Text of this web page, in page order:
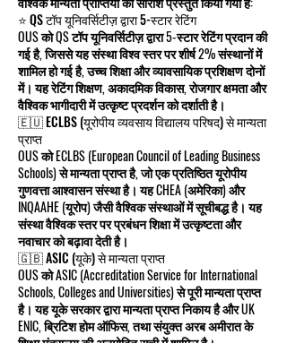
⭐ QS टॉप यूनिवर्सिटीज़ द्वारा 5-स्टार रेटिंग
OUS को QS टॉप यूनिवर्सिटीज़ द्वारा 5-स्टार रेटिंग प्रदान की
गई है, जिससे यह संस्था विश्व स्तर पर शीर्ष 2% संस्थानों में
शामिल हो गई है, उच्च शिक्षा और व्यावसायिक प्रशिक्षण दोनों
में। यह रेटिंग शिक्षण, अकादमिक विकास, रोजगार क्षमता और
वैश्विक भागीदारी में उत्कृष्ट प्रदर्शन को दर्शाती है।
🇪🇺 ECLBS (यूरोपीय व्यवसाय विद्यालय परिषद) से मान्यता
प्राप्त
OUS को ECLBS (European Council of Leading Business
Schools) से मान्यता प्राप्त है, जो एक प्रतिष्ठित यूरोपीय
गुणवत्ता आश्वासन संस्था है। यह CHEA (अमेरिका) और
INQAAHE (यूरोप) जैसी वैश्विक संस्थाओं में सूचीबद्ध है। यह
संस्था वैश्विक स्तर पर प्रबंधन शिक्षा में उत्कृष्टता और
नवाचार को बढ़ावा देती है।
🇬🇧 ASIC (यूके) से मान्यता प्राप्त
OUS को ASIC (Accreditation Service for International
Schools, Colleges and Universities) से पूरी मान्यता प्राप्त
है। यह यूके सरकार द्वारा मान्यता प्राप्त निकाय है और UK
ENIC, ब्रिटिश होम ऑफिस, तथा संयुक्त अरब अमीरात के